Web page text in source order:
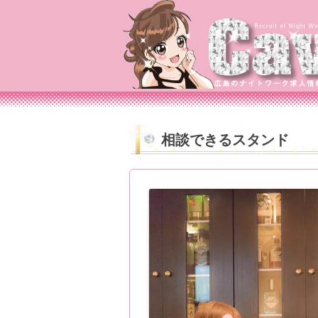
相談できるスタンド